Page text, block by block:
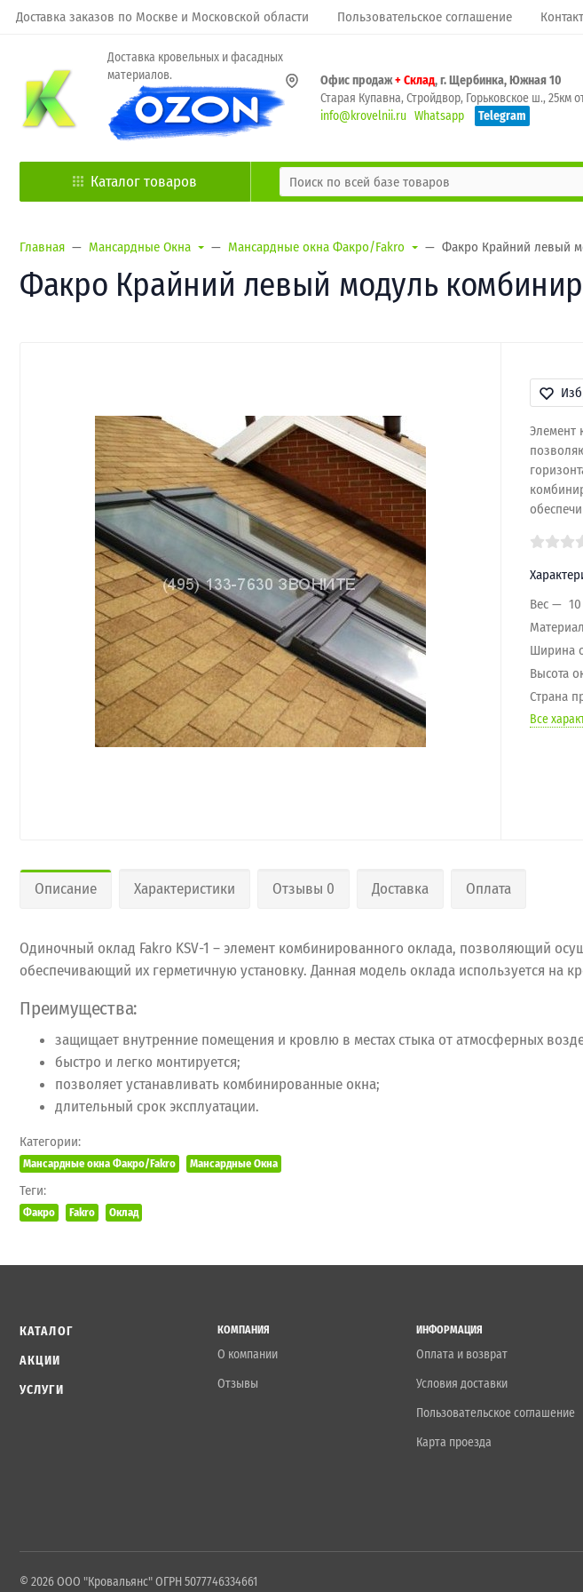
Доставка заказов по Москве и Московской области Пользовательское соглашение
Доставка кровельных и фасадных
материалов.
Офис продаж+ Склад, г. Щербинка, Южная 10
Старая Купавна, Стройдвор, Горьковское ш., 25км
info@krovelnii.ru Whatsapp Telegram
Каталог товаров
Главная Мансардные Окна Мансардные окна Факро/Fakro Факро Крайний левый
Факро Крайний левый модуль
Элемент
Вес
Ширина
Высота
Страна
Все
Описание Характеристики Отзывы 0 Доставка Оплата
Одиночный оклад Fakro KSV-1 – элемент комбинированного оклада, позволяющий
обеспечивающий их герметичную установку. Данная модель оклада используется на
Преимущества:
защищает внутренние помещения и кровлю в местах стыка от атмосферных
быстро и легко монтируется;
позволяет устанавливать комбинированные окна;
длительный срок эксплуатации.
Категории:
Мансардные окна Факро/Fakro Мансардные Окна
Теги:
Факро Fakro Оклад
КАТАЛОГ
АКЦИИ
УСЛУГИ
КОМПАНИЯ
О компании
Отзывы
ИНФОРМАЦИЯ
Оплата и возврат
Условия доставки
Пользовательское соглашение
Карта проезда
© 2026 ООО "Кровальянс" ОГРН 5077746334661